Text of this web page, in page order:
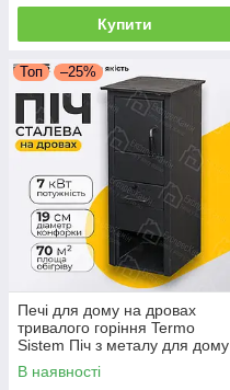
Купити
Топ –25%
Печі для дому на дровах
тривалого горіння Termo
Sistem Піч з металу для дому
Klasik G-1 7 кВт
В наявності